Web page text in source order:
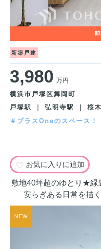
新築戸建
3,980 万円
横浜市戸塚区舞岡町
戸塚駅 ｜ 弘明寺駅 ｜ 桜
＃プラスOneのスペース！
お気に入りに追加
敷地40坪超のゆとり★
安らぎある日常を描